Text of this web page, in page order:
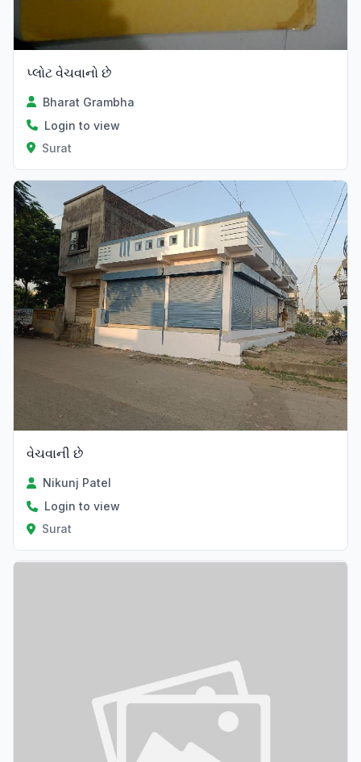
પ્લોટ વેચવાનો છે
Bharat Grambha
Login to view
Surat
વેચવાની છે
Nikunj Patel
Login to view
Surat